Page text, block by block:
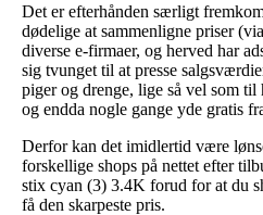
Det er efterhånden særligt
dødelige at sammenligne priser
diverse e-firmaer, og herved har
sig tvunget til at presse
piger og drenge, lige så vel som
og endda nogle gange yde gratis
Derfor kan det imidlertid være
forskellige shops på nettet efter
stix cyan (3) 3.4K forud for at du
få den skarpeste pris.